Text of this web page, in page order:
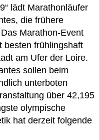
lädt Marathonläufer
die frühere
Marathon-Event
besten frühlingshaft
am Ufer der Loire.
sollen beim
unterboten
über 42,195
olympische
hat derzeit folgende